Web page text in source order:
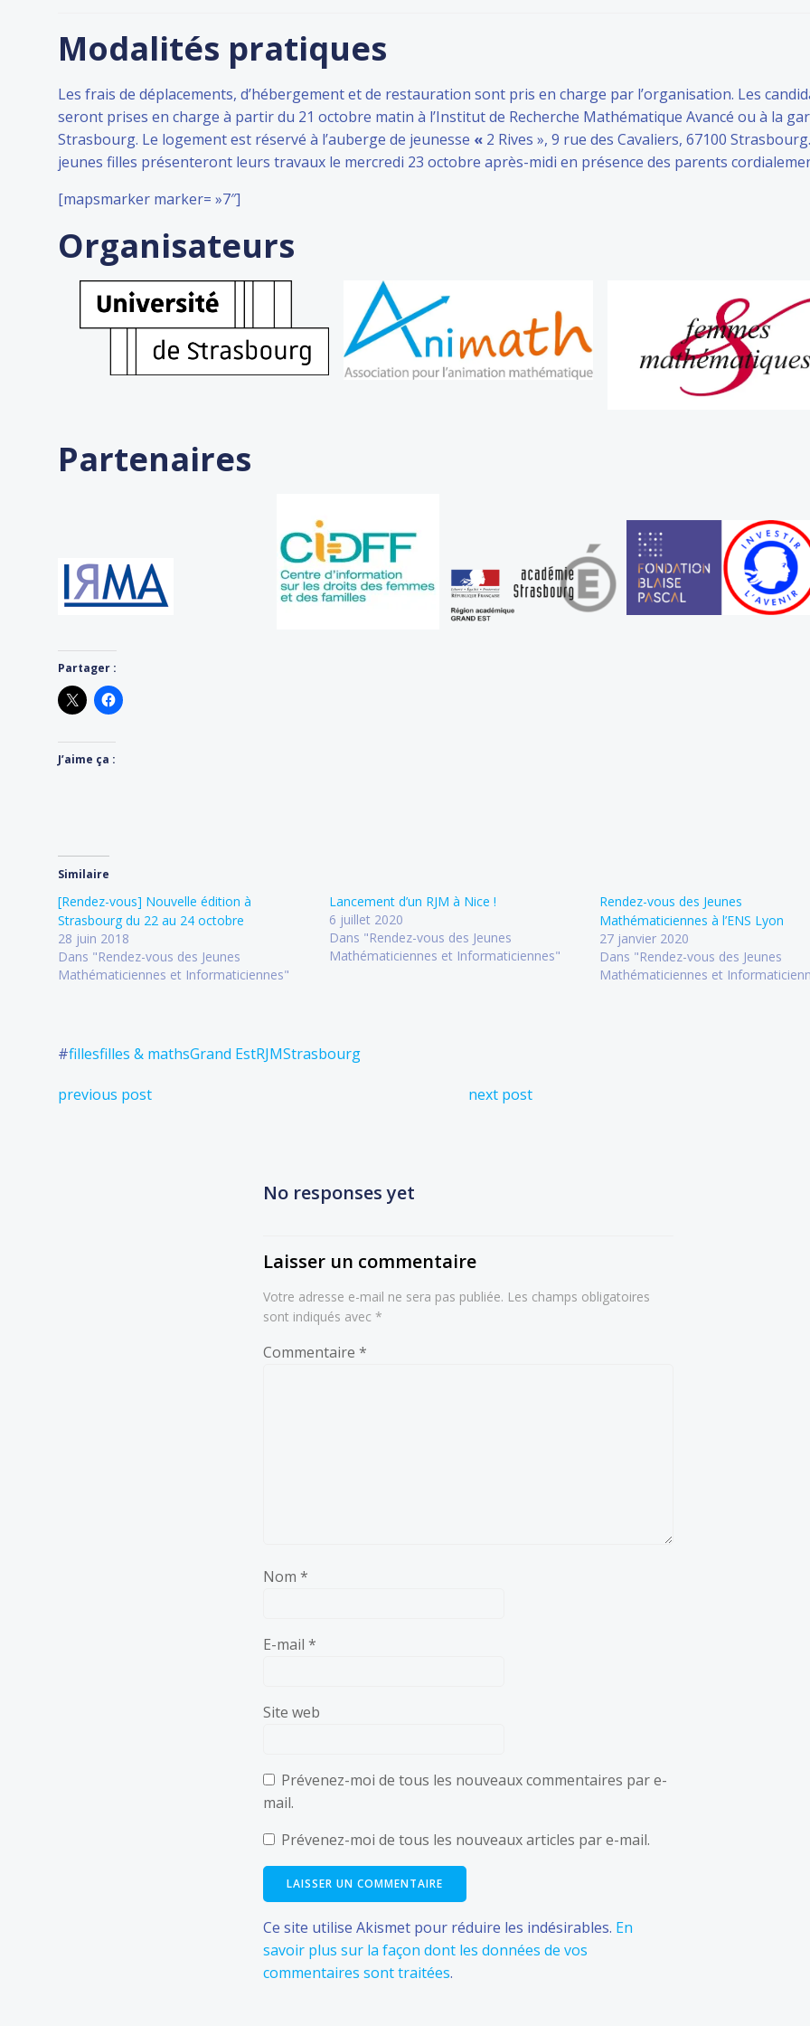
Modalités pratiques
Les frais de déplacements, d’hébergement et de restauration sont pris en charge par l’organisation. Les
seront prises en charge à partir du 21 octobre matin à l’Institut de Recherche Mathématique Avancé ou à la
Strasbourg. Le logement est réservé à l’auberge de jeunesse « 2 Rives », 9 rue des Cavaliers, 67100
jeunes filles présenteront leurs travaux le mercredi 23 octobre après-midi en présence des parents
[mapsmarker marker= »7″]
Organisateurs
Partenaires
Partager :
J’aime ça :
Similaire
[Rendez-vous] Nouvelle édition à
Strasbourg du 22 au 24 octobre
28 juin 2018
Dans "Rendez-vous des Jeunes
Mathématiciennes et Informaticiennes"
Lancement d’un RJM à Nice !
6 juillet 2020
Dans "Rendez-vous des Jeunes
Mathématiciennes et Informaticiennes"
Rendez-vous des Jeunes
Mathématiciennes à l’ENS Lyon
27 janvier 2020
Dans "Rendez-vous des Jeunes
Mathématiciennes et
#fillesfilles & mathsGrand EstRJMStrasbourg
Post
previous post
Post
next post
No responses yet
Laisser un commentaire
Votre adresse e-mail ne sera pas publiée. Les champs obligatoires
sont indiqués avec *
Commentaire *
Nom *
E-mail *
Site web
Prévenez-moi de tous les nouveaux commentaires par e-
mail.
Prévenez-moi de tous les nouveaux articles par e-mail.
Ce site utilise Akismet pour réduire les indésirables. En
savoir plus sur la façon dont les données de vos
commentaires sont traitées.